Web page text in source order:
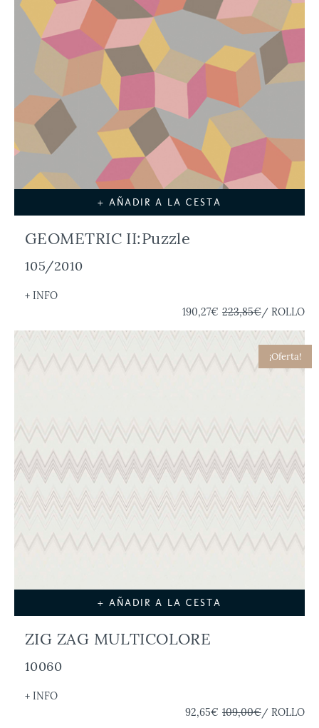
+ AÑADIR A LA CESTA
GEOMETRIC II:Puzzle
105/2010
+ INFO
190,27€ 223,85€/ ROLLO
¡Oferta!
+ AÑADIR A LA CESTA
ZIG ZAG MULTICOLORE
10060
+ INFO
92,65€ 109,00€/ ROLLO